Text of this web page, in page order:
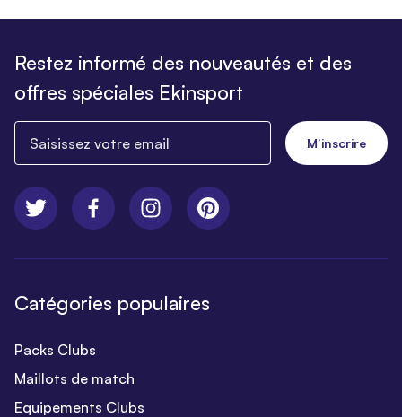
Restez informé des nouveautés et des
offres spéciales Ekinsport
M’inscrire
Catégories populaires
Packs Clubs
Maillots de match
Equipements Clubs